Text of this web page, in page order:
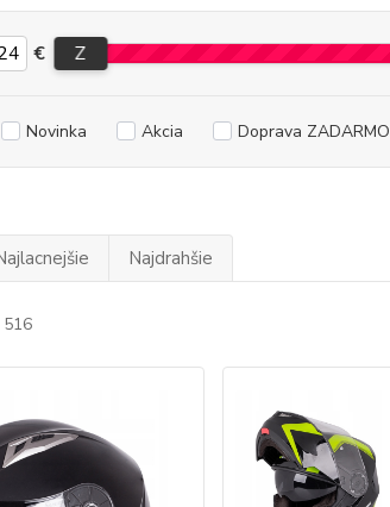
€ Z
Novinka Akcia Doprava ZADARMO
Najdrahšie